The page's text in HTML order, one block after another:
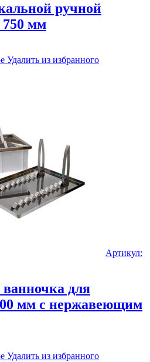
ручной
750 мм
Удалить из избранного
Артикул:
для
мм с нержавеющим
Удалить из избранного